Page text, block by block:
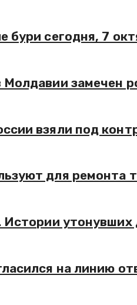
бури сегодня, 7
замечен
взяли под
для ремонта
Истории
на линию